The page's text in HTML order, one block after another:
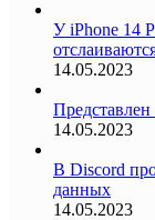
У iPhone 14
14.05.2023
14.05.2023
В Discord
данных
14.05.2023